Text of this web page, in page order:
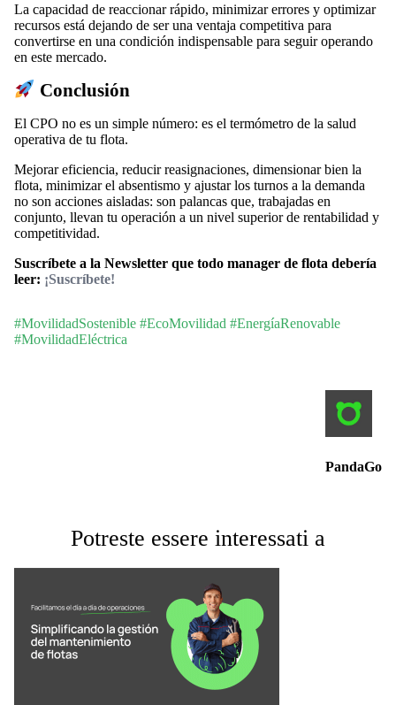
La capacidad de reaccionar rápido, minimizar errores y optimizar
recursos está dejando de ser una ventaja competitiva para
convertirse en una condición indispensable para seguir operando
en este mercado.
Conclusión
El CPO no es un simple número: es el termómetro de la salud
operativa de tu flota.
Mejorar eficiencia, reducir reasignaciones, dimensionar bien la
flota, minimizar el absentismo y ajustar los turnos a la demanda
no son acciones aisladas: son palancas que, trabajadas en
conjunto, llevan tu operación a un nivel superior de rentabilidad y
competitividad.
Suscríbete a la Newsletter que todo manager de flota debería
leer: ¡Suscríbete!
#MovilidadSostenible #EcoMovilidad #EnergíaRenovable
#MovilidadEléctrica
PandaGo
Potreste essere interessati a